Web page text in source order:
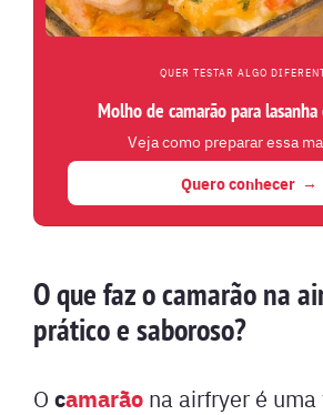
QUER TESTAR ALGO
Molho de camarão para
Veja como preparar essa
Quero conhecer
O que faz o camarão na
prático e saboroso?
O camarão na airfryer é